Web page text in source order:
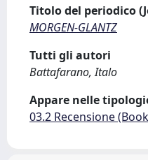
Titolo del periodico
MORGEN-GLANTZ
Tutti gli autori
Battafarano, Italo
Appare nelle
03.2 Recensione